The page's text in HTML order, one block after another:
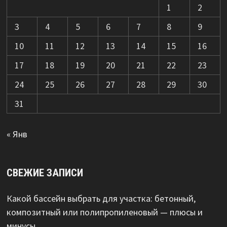
1
2
3
4 5 6 7 8
9
10
11 12 13 14 15
16
17
18 19 20 21 22
23
24
25 26 27 28 29
30
31
« Янв
СВЕЖИЕ ЗАПИСИ
Какой бассейн выбрать для участка: бетонный,
композитный или полипропиленовый — плюсы и